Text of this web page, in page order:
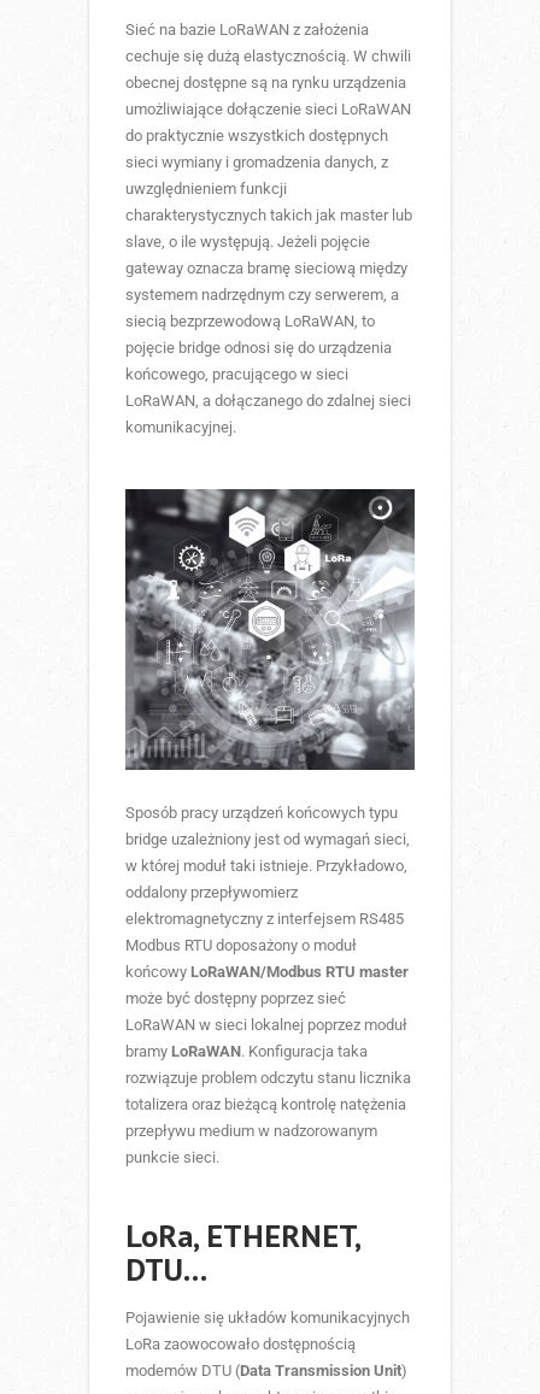
Sieć na bazie LoRaWAN z założenia
cechuje się dużą elastycznością. W chwili
obecnej dostępne są na rynku urządzenia
umożliwiające dołączenie sieci LoRaWAN
do praktycznie wszystkich dostępnych
sieci wymiany i gromadzenia danych, z
uwzględnieniem funkcji
charakterystycznych takich jak master lub
slave, o ile występują. Jeżeli pojęcie
gateway oznacza bramę sieciową między
systemem nadrzędnym czy serwerem, a
siecią bezprzewodową LoRaWAN, to
pojęcie bridge odnosi się do urządzenia
końcowego, pracującego w sieci
LoRaWAN, a dołączanego do zdalnej sieci
komunikacyjnej.
Sposób pracy urządzeń końcowych typu
bridge uzależniony jest od wymagań sieci,
w której moduł taki istnieje. Przykładowo,
oddalony przepływomierz
elektromagnetyczny z interfejsem RS485
Modbus RTU doposażony o moduł
końcowy LoRaWAN/Modbus RTU master
może być dostępny poprzez sieć
LoRaWAN w sieci lokalnej poprzez moduł
bramy LoRaWAN. Konfiguracja taka
rozwiązuje problem odczytu stanu licznika
totalizera oraz bieżącą kontrolę natężenia
przepływu medium w nadzorowanym
punkcie sieci.
LoRa, ETHERNET,
DTU…
Pojawienie się układów komunikacyjnych
LoRa zaowocowało dostępnością
modemów DTU (Data Transmission Unit)